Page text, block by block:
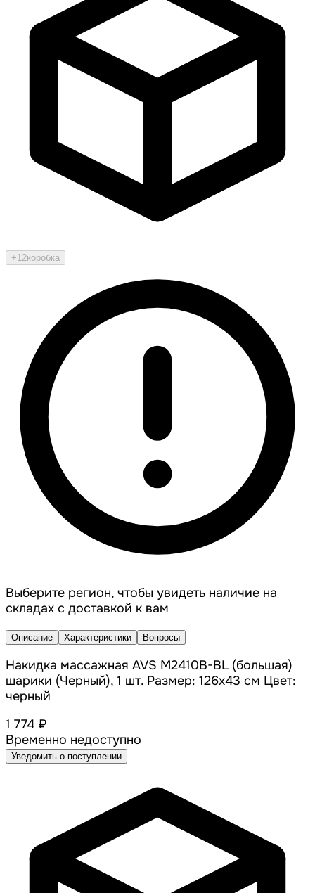
+12коробка
Выберите регион, чтобы увидеть наличие на
складах с доставкой к вам
Описание Характеристики Вопросы
Накидка массажная AVS M2410B-BL (большая)
шарики (Черный), 1 шт. Размер: 126x43 см Цвет:
черный
1 774 ₽
Временно недоступно
Уведомить о поступлении